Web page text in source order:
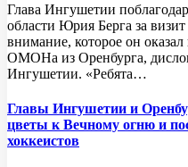
Глава Ингушетии
области Юрия Берга за
внимание, которое он
ОМОНа из Оренбурга,
Ингушетии. «Ребята…
Главы Ингушетии и
цветы к Вечному огню и
хоккеистов